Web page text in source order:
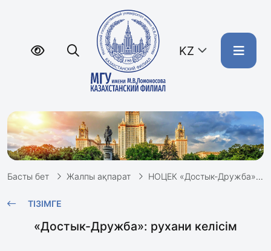
KZ
Басты бет Жалпы ақпарат НОЦЕК «Достык-Дружба»
ТІЗІМГЕ
«Достык-Дружба»: рухани келісім